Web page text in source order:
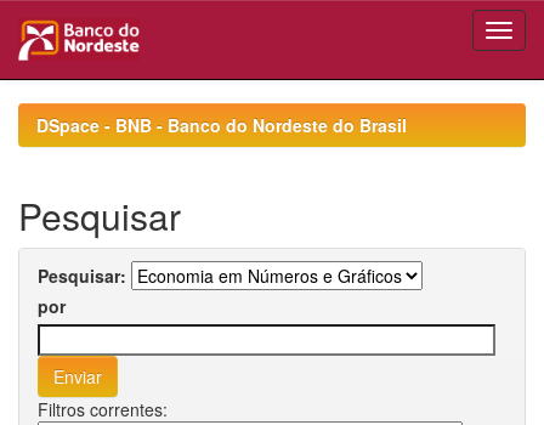
navigationDSpace - BNB - Banco do Nordeste do Brasil
Pesquisar
Pesquisar:
por
Filtros correntes: